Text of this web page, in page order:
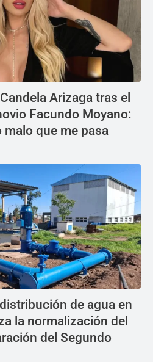
Arizaga tras el
Facundo Moyano:
que me pasa
de agua en
la normalización del
del Segundo